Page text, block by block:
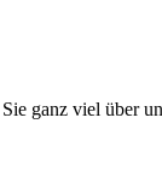
ganz viel über